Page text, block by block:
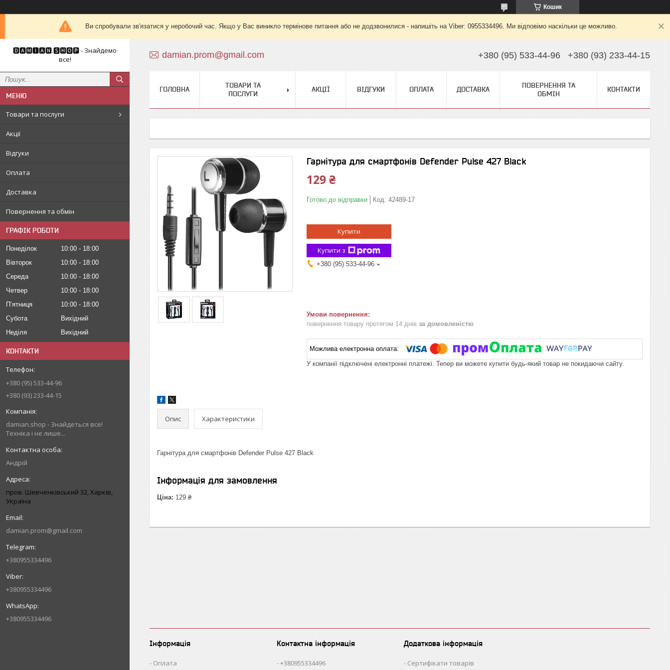
Кошик
Ви спробували зв'язатися у неробочий час. Якщо у Вас виникло термінове питання або не додзвонилися - напишіть на Viber: 0955334496. Ми відповімо наскільки це можливо.
🅳🅰🅼🅸🅰🅽.🆂🅷🅾🅿 - Знайдемо
все!
Товари та послуги
Акції
Відгуки
Оплата
Доставка
Повернення та обмін
ГРАФІК РОБОТИ
Понеділок 10:00
18:00
Вівторок
10:00
18:00
Середа
10:00
18:00
Четвер
10:00
18:00
Пʼятниця
10:00
18:00
Субота
Вихідний
Неділя
Вихідний
КОНТАКТИ
+380 (95) 533-44-96
+380 (93) 233-44-15
damian.shop - Знайдеться все!
Техніка і не лише...
Андрій
пров. Шевченківський 32, Харків,
Україна
damian.prom@gmail.com
+380955334496
+380955334496
+380955334496
damian.prom@gmail.com +380 (95) 533-44-96 +380 (93) 233-44-15
ГОЛОВНА
ТОВАРИ ТА
ПОСЛУГИ
АКЦІЇ ВІДГУКИ ОПЛАТА ДОСТАВКА
ПОВЕРНЕННЯ ТА
ОБМІН
КОНТАКТИ
Гарнітура для смартфонів Defender Pulse 427 Black
129 ₴
Готово до відправки Код: 42489-17
Купити
Купити з
+380 (95) 533-44-96
повернення товару протягом 14 днів за домовленістю
У компанії підключені електронні платежі. Тепер ви можете купити будь-який товар не покидаючи сайту.
Опис Характеристики
Гарнітура для смартфонів Defender Pulse 427 Black
Інформація для замовлення
Ціна: 129 ₴
Інформація
Оплата
Контактна інформація
+380955334496
Додаткова інформація
Сертифікати товарів